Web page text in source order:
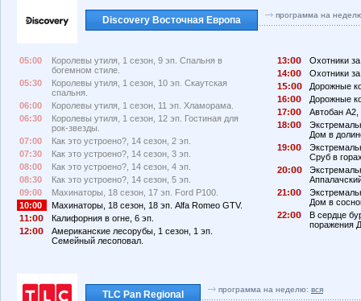
Discovery Восточная Европа программа на
05:00
Королевы утиля, 1 сезон, 9 эп. Спальня в
богемном стиле.
05:30
Королевы утиля, 1 сезон, 10 эп. Скаутская
спальня.
06:00
Королевы утиля, 1 сезон, 11 эп. Хламорама.
06:30
Королевы утиля, 1 сезон, 12 эп. Гостиная для
рок-звезды.
07:00
Как это устроено?, 14 сезон, 2 эп.
07:30
Как это устроено?, 14 сезон, 3 эп.
08:00
Как это устроено?, 14 сезон, 4 эп.
08:30
Как это устроено?, 14 сезон, 5 эп.
09:00
Махинаторы, 18 сезон, 17 эп. Ford P100.
10:00
Махинаторы, 18 сезон, 18 эп. Alfa Romeo GTV.
11:
Калифорния в огне, 6 эп.
12:
Американские лесорубы, 1 сезон, 1 эп.
Семейный лесоповал.
13:
Охотники
14:
Охотники
1
:
Дорожные
16:
Дорожные
17:
Автобан А2,
18:
Дом в
19:
Сруб в
2
:
21:
Дом в
22:
В сердце
поражения
TLC Pan Regional программа на неделю: вся